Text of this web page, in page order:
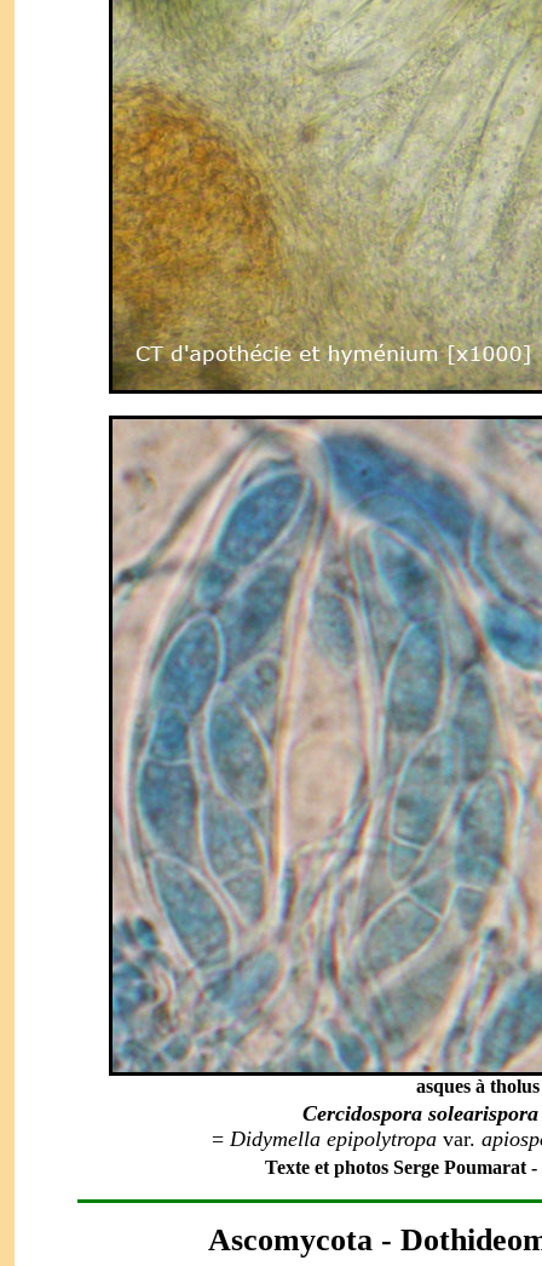
asques à
Cercidospora solearispora
= Didymella epipolytropa var.
Texte et photos Serge Poumarat
Ascomycota -